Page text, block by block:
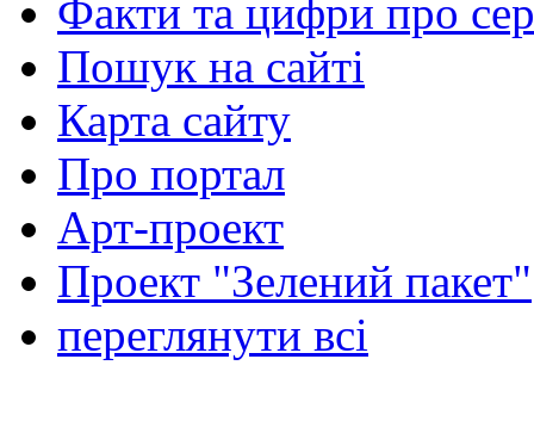
Факти та цифри про
Пошук на сайті
Карта сайту
Про портал
Арт-проект
Проект "Зелений пакет"
переглянути всі